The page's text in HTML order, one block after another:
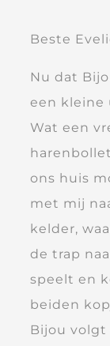
Beste
Nu dat
een kleine
Wat een
ons huis
met mij
kelder,
de trap
speelt en
beiden
Bijou volgt